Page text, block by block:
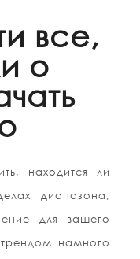
все,
о
находится ли
диапазона,
для вашего
намного